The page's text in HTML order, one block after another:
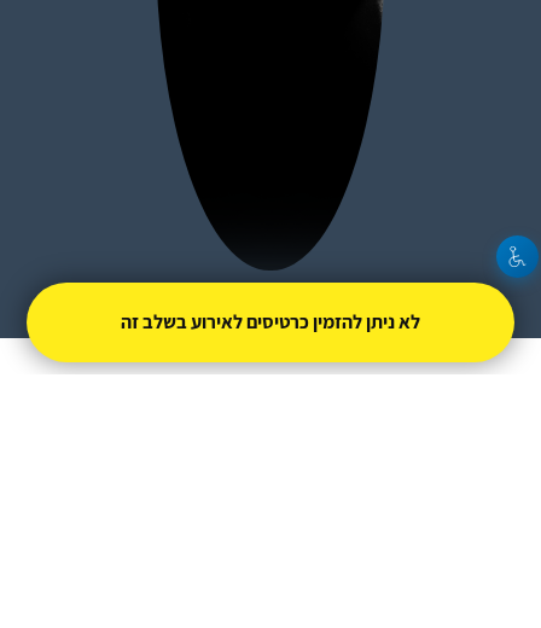
תאטרון פסיפסו
לא ניתן להזמין כרטיסים לאירוע בשלב זה